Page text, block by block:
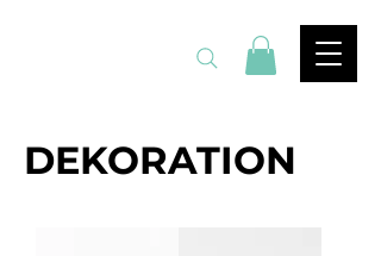
DEKORATION